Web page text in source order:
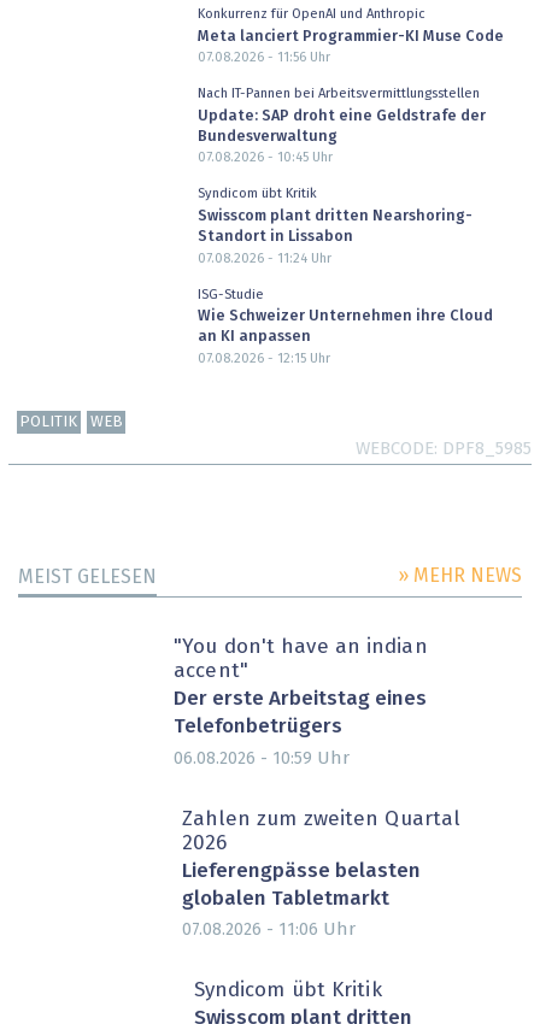
Konkurrenz für OpenAI und Anthropic
Meta lanciert Programmier-KI Muse Code
07.08.2026 - 11:56Uhr
Nach IT-Pannen bei Arbeitsvermittlungsstellen
Update: SAP droht eine Geldstrafe der
Bundesverwaltung
07.08.2026 - 10:45Uhr
Syndicom übt Kritik
Swisscom plant dritten Nearshoring-
Standort in Lissabon
07.08.2026 - 11:24Uhr
ISG-Studie
Wie Schweizer Unternehmen ihre Cloud
an KI anpassen
07.08.2026 - 12:15Uhr
POLITIK WEB
WEBCODE DPF8_5985
MEIST GELESEN » MEHR NEWS
"You don't have an indian
accent"
Der erste Arbeitstag eines
Telefonbetrügers
06.08.2026 - 10:59 Uhr
Zahlen zum zweiten Quartal
2026
Lieferengpässe belasten
globalen Tabletmarkt
07.08.2026 - 11:06 Uhr
Syndicom übt Kritik
Swisscom plant dritten